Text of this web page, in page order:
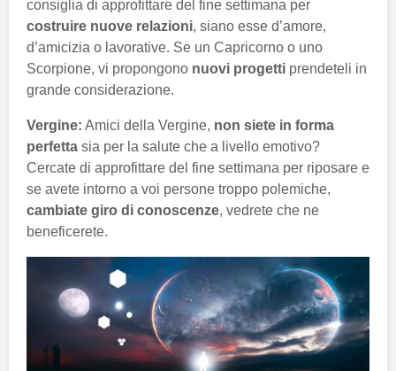
consiglia di approfittare del fine settimana per
costruire nuove relazioni, siano esse d’amore,
d’amicizia o lavorative. Se un Capricorno o uno
Scorpione, vi propongono nuovi progetti prendeteli in
grande considerazione.
Vergine: Amici della Vergine, non siete in forma
perfetta sia per la salute che a livello emotivo?
Cercate di approfittare del fine settimana per riposare e
se avete intorno a voi persone troppo polemiche,
cambiate giro di conoscenze, vedrete che ne
beneficerete.